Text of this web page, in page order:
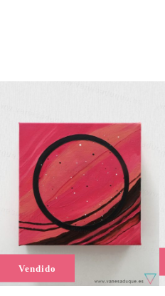
Vendido